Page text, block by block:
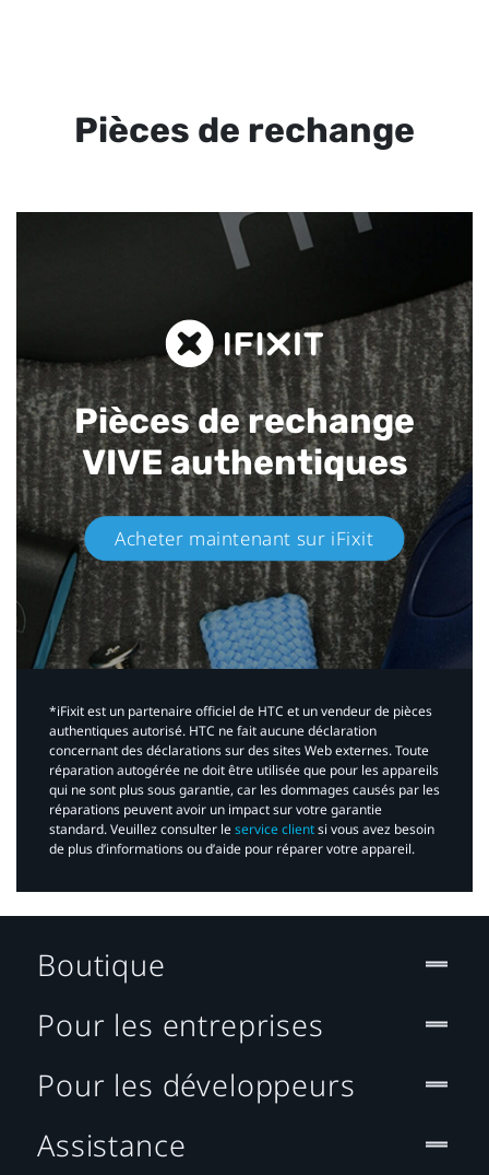
Pièces de rechange
Pièces de rechange
VIVE authentiques​
Acheter maintenant sur iFixit​
*iFixit est un partenaire officiel de HTC et un vendeur de pièces
authentiques autorisé. HTC ne fait aucune déclaration
concernant des déclarations sur des sites Web externes. Toute
réparation autogérée ne doit être utilisée que pour les appareils
qui ne sont plus sous garantie, car les dommages causés par les
réparations peuvent avoir un impact sur votre garantie
standard. Veuillez consulter leservice clientsi vous avez besoin
de plus d’informations ou d’aide pour réparer votre appareil.​
Boutique
Pour les entreprises
Pour les développeurs
Assistance